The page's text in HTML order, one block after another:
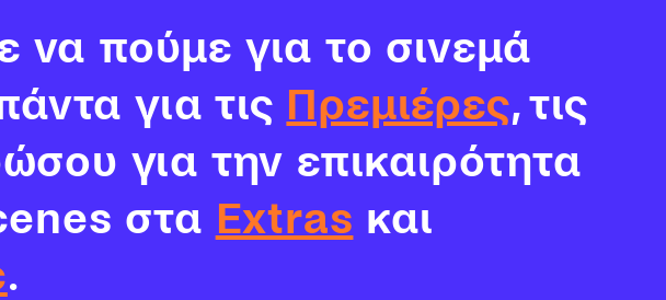
πούμε για το σινεμά
για τις Πρεμιέρες, τις
για την επικαιρότητα
στα Extras και
.